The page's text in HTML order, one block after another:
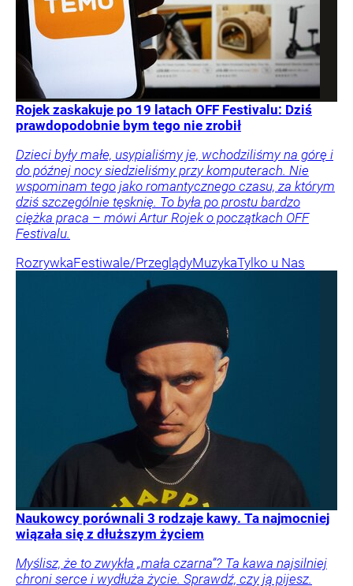
Rojek zaskakuje po 19 latach OFF Festivalu: Dziś
prawdopodobnie bym tego nie zrobił
Dzieci były małe, usypialiśmy je, wchodziliśmy na górę i
do późnej nocy siedzieliśmy przy komputerach. Nie
wspominam tego jako romantycznego czasu, za którym
dziś szczególnie tęsknię. To była po prostu bardzo
ciężka praca – mówi Artur Rojek o początkach OFF
Festivalu.
RozrywkaFestiwale/PrzeglądyMuzykaTylko u Nas
Naukowcy porównali 3 rodzaje kawy. Ta najmocniej
wiązała się z dłuższym życiem
Myślisz, że to zwykła „mała czarna”? Ta kawa najsilniej
chroni serce i wydłuża życie. Sprawdź, czy ją pijesz.